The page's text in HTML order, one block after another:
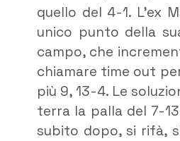
quello del 4-1. L’ex
unico punto della
campo, che
chiamare time out
più 9, 13-4. Le
terra la palla del 7-
subito dopo, si rifà,